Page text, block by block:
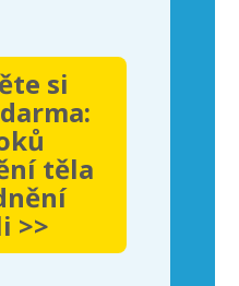
si
těla
>>